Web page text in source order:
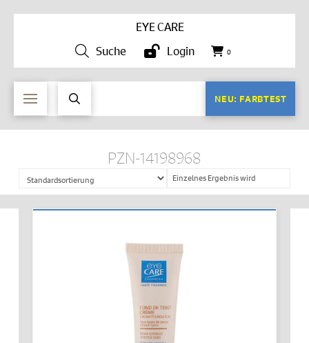
EYE CARE
Suche
Login 0
NEU: FARBTEST
PZN-14198968
Einzelnes Ergebnis wird
angezeigt